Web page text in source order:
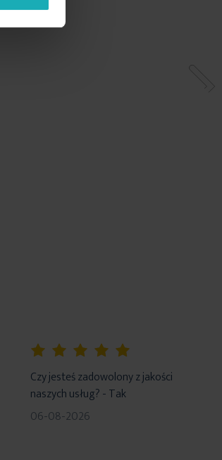
Czy jesteś zadowolony z jakości
naszych usług? - Tak
06-08-2026